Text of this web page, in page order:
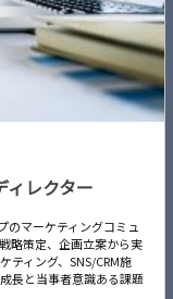
ィレクター
のマーケティングコミュ
略策定、企画立案から実
ティング、SNS/CRM施
長と当事者意識ある課題